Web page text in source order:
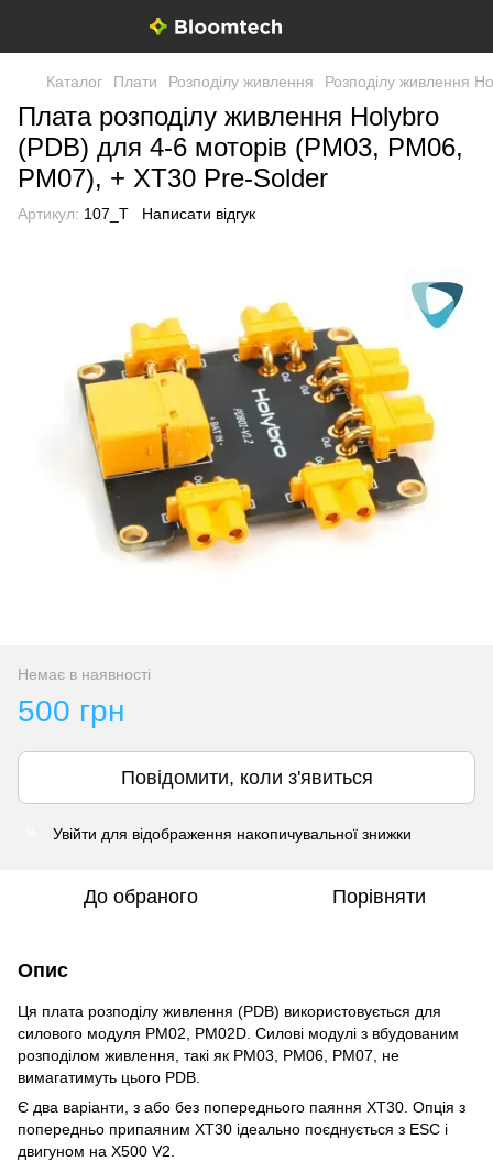
Каталог Плати Розподілу живлення Розподілу живлення
Плата розподілу живлення Holybro
(PDB) для 4-6 моторів (PM03, PM06,
PM07), + XT30 Pre-Solder
Артикул: 107_T Написати відгук
Немає в наявності
500 грн
Повідомити, коли з'явиться
Увійти для відображення накопичувальної знижки
До обраного Порівняти
Опис
Ця плата розподілу живлення (PDB) використовується для
силового модуля PM02, PM02D. Силові модулі з вбудованим
розподілом живлення, такі як PM03, PM06, PM07, не
вимагатимуть цього PDB.
Є два варіанти, з або без попереднього паяння XT30. Опція з
попередньо припаяним XT30 ідеально поєднується з ESC і
двигуном на X500 V2.